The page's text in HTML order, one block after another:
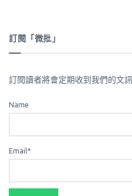
訂閱「微批」
訂閱讀者將會定期收到我們的文訊
Name
Email*